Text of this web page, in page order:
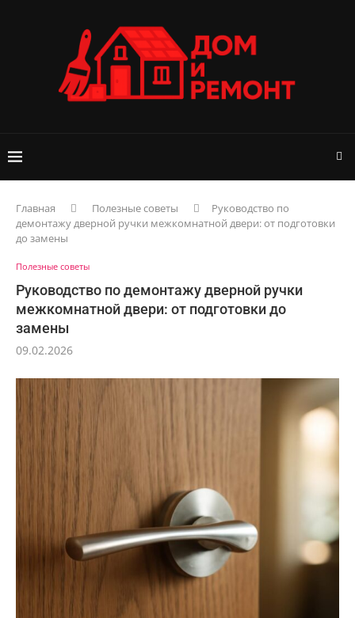
Главная Полезные советы
Руководство по
демонтажу дверной ручки межкомнатной двери: от подготовки
до замены
Полезные советы
Руководство по демонтажу дверной ручки
межкомнатной двери: от подготовки до
замены
09.02.2026